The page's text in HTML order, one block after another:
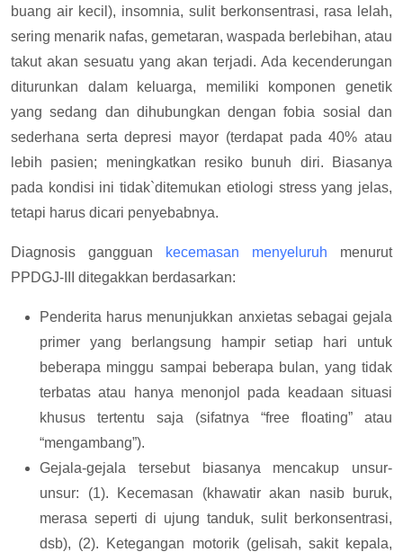
buang air kecil), insomnia, sulit berkonsentrasi, rasa lelah,
sering menarik nafas, gemetaran, waspada berlebihan, atau
takut akan sesuatu yang akan terjadi. Ada kecenderungan
diturunkan dalam keluarga, memiliki komponen genetik
yang sedang dan dihubungkan dengan fobia sosial dan
sederhana serta depresi mayor (terdapat pada 40% atau
lebih pasien; meningkatkan resiko bunuh diri. Biasanya
pada kondisi ini tidak`ditemukan etiologi stress yang jelas,
tetapi harus dicari penyebabnya.
Diagnosis gangguan kecemasan menyeluruh menurut
PPDGJ-III ditegakkan berdasarkan:
Penderita harus menunjukkan anxietas sebagai gejala
primer yang berlangsung hampir setiap hari untuk
beberapa minggu sampai beberapa bulan, yang tidak
terbatas atau hanya menonjol pada keadaan situasi
khusus tertentu saja (sifatnya “free floating” atau
“mengambang”).
Gejala-gejala tersebut biasanya mencakup unsur-
unsur: (1). Kecemasan (khawatir akan nasib buruk,
merasa seperti di ujung tanduk, sulit berkonsentrasi,
dsb), (2). Ketegangan motorik (gelisah, sakit kepala,